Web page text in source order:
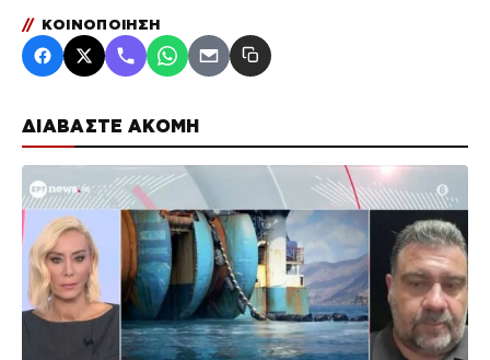
ΔΙΑΒΑΣΤΕ ΑΚΟΜΗ
// ΚΟΙΝΟΠΟΙΗΣΗ